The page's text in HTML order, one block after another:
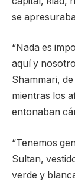
se
“Nada es
aquí y
Shammari,
mientras los
entonaban
“Tenemos
Sultan,
verde y